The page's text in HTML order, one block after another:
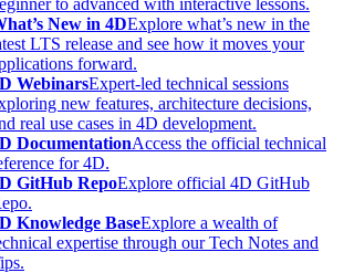
to advanced with interactive lessons.
New in 4DExplore what’s new in the
LTS release and see how it moves your
forward.
WebinarsExpert-led technical sessions
new features, architecture decisions,
real use cases in 4D development.
DocumentationAccess the official technical
for 4D.
GitHub RepoExplore official 4D GitHub
Knowledge BaseExplore a wealth of
expertise through our Tech Notes and